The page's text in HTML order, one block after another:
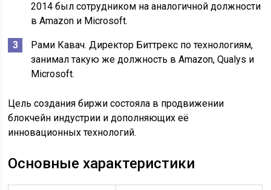
2014 был сотрудником на аналогичной должности
в Amazon и Microsoft.
Рами Кавач. Директор Биттрекс по технологиям,
занимал такую же должность в Amazon, Qualys и
Microsoft.
Цель создания биржи состояла в продвижении
блокчейн индустрии и дополняющих её
инновационных технологий.
Основные характеристики